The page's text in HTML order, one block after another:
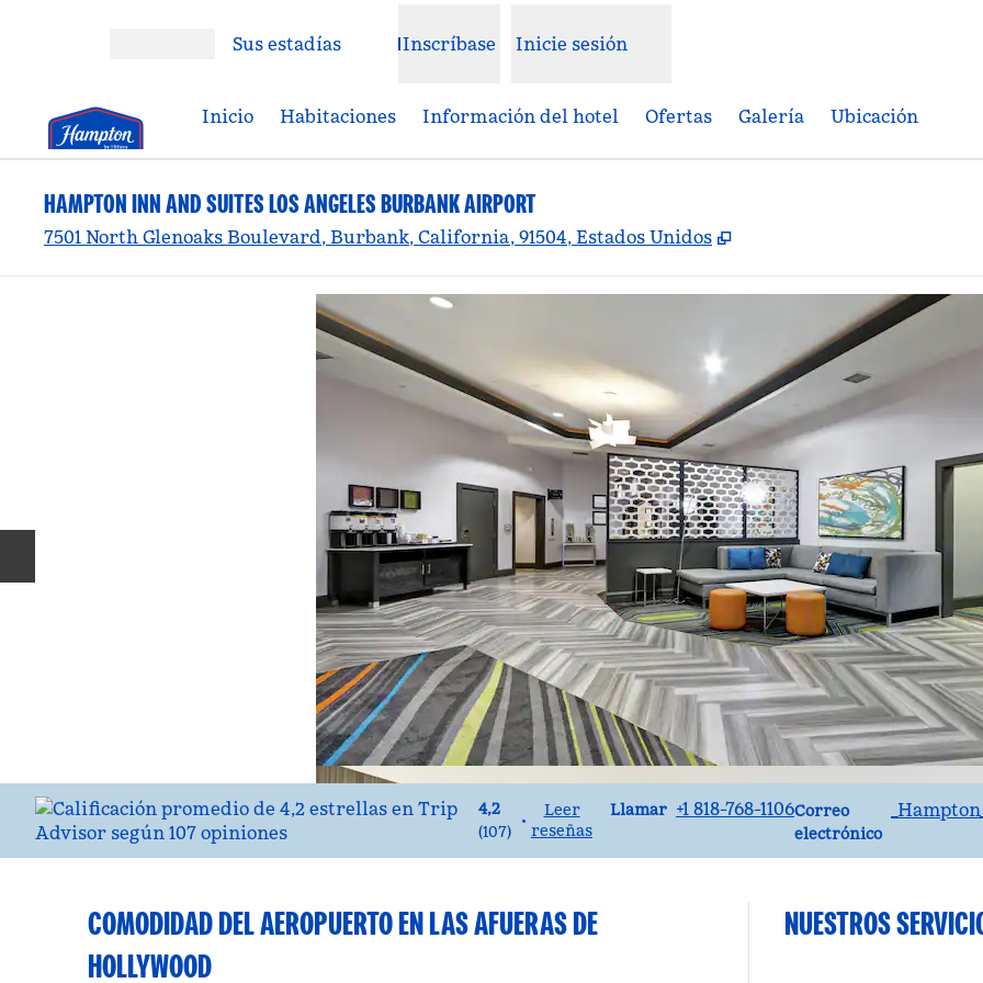
Sus estadías Inscríbase Inicie sesión
Inicio Habitaciones Información del hotel Ofertas Galería Ubicación
HAMPTON INN AND SUITES LOS ANGELES BURBANK AIRPORT
7501 North Glenoaks Boulevard, Burbank, California, 91504, Estados Unidos ,
4,2
(107)
•
Leer
reseñas
Llamar
Llame al+1 818-768-1106Correo
electrónico
Correo
COMODIDAD DEL AEROPUERTO EN LAS AFUERAS DE
HOLLYWOOD
NUESTROS